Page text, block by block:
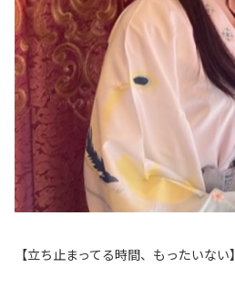
【立ち止まってる時間、もったいない】